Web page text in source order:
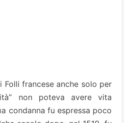
Folli francese anche solo per
non poteva avere vita
condanna fu espressa poco